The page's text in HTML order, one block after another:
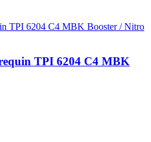
TPI 6204 C4 MBK